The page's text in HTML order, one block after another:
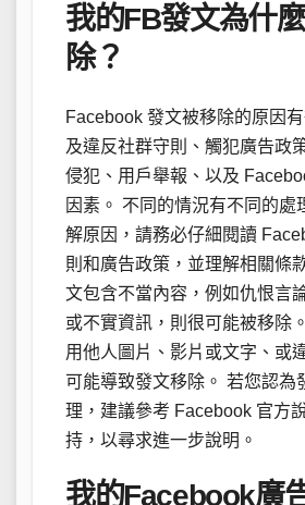
我的FB發文為什
除？
Facebook 發文被移除的原因
及違反社群守則、觸犯廣告政
侵犯、用戶舉報、以及
因素。 不同的情況有不同的處
解原因，請務必仔細閱讀
則和廣告政策，並理解相關條
文包含不當內容，例如仇恨言
或不實資訊，則很可能被移除
用他人圖片、影片或文字、或
可能導致發文移除。 若您認為
理，建議參考 Facebook 官方
持，以尋求進一步說明。
我的Facebook廣